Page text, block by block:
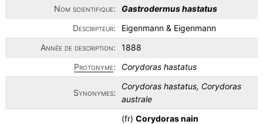
Nom scientifique:
Gastrodermus hastatus
Descripteur:
Eigenmann & Eigenmann
Année de description:
1888
Protonyme: Corydoras hastatus
Synonymes:
Corydoras hastatus, Corydoras
australe
(fr) Corydoras nain